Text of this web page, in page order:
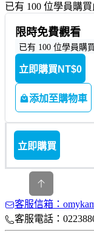
已有 100 位學員購
限時免費觀看
已有 100 位學員購
立即購買 NT$0
添加至購物車
立即購買
客服信箱：
客服電話：